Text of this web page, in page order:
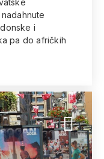
i
pa do afričkih